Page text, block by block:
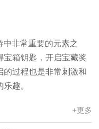
非常重要的元素之
宝箱钥匙，开启宝藏奖
的过程也是非常刺激和
趣。
+更多